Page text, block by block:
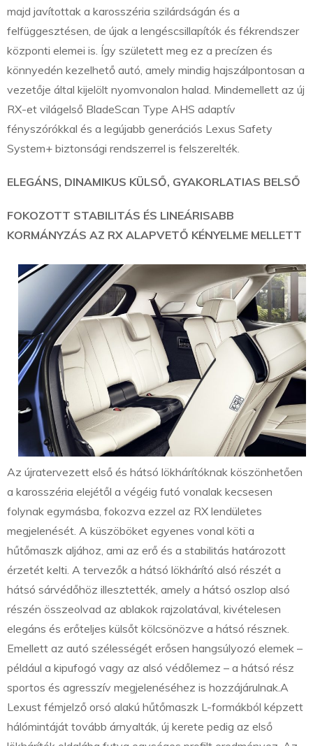
majd javítottak a karosszéria szilárdságán és a
felfüggesztésen, de újak a lengéscsillapítók és fékrendszer
központi elemei is. Így született meg ez a precízen és
könnyedén kezelhető autó, amely mindig hajszálpontosan a
vezetője által kijelölt nyomvonalon halad. Mindemellett az új
RX-et világelső BladeScan Type AHS adaptív
fényszórókkal és a legújabb generációs Lexus Safety
System+ biztonsági rendszerrel is felszerelték.
ELEGÁNS, DINAMIKUS KÜLSŐ, GYAKORLATIAS BELSŐ
FOKOZOTT STABILITÁS ÉS LINEÁRISABB
KORMÁNYZÁS AZ RX ALAPVETŐ KÉNYELME MELLETT
Az újratervezett első és hátsó lökhárítóknak köszönhetően
a karosszéria elejétől a végéig futó vonalak kecsesen
folynak egymásba, fokozva ezzel az RX lendületes
megjelenését. A küszöböket egyenes vonal köti a
hűtőmaszk aljához, ami az erő és a stabilitás határozott
érzetét kelti. A tervezők a hátsó lökhárító alsó részét a
hátsó sárvédőhöz illesztették, amely a hátsó oszlop alsó
részén összeolvad az ablakok rajzolatával, kivételesen
elegáns és erőteljes külsőt kölcsönözve a hátsó résznek.
Emellett az autó szélességét erősen hangsúlyozó elemek –
például a kipufogó vagy az alsó védőlemez – a hátsó rész
sportos és agresszív megjelenéséhez is hozzájárulnak.A
Lexust fémjelző orsó alakú hűtőmaszk L-formákból képzett
hálómintáját tovább árnyalták, új kerete pedig az első